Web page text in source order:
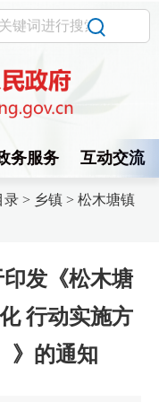
务服务 互动交流
录 > 乡镇 > 松木塘镇
发《松木塘
行动实施方
》的通知